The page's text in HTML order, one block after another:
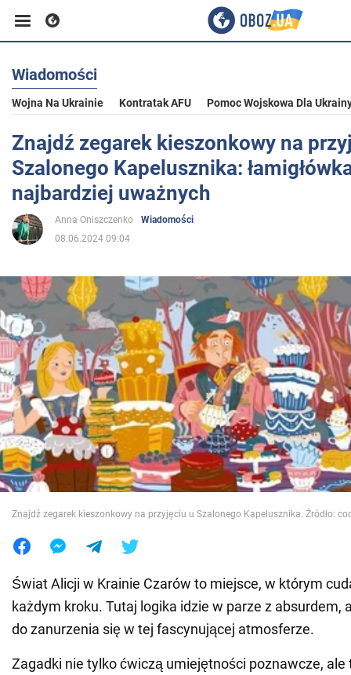
Biznes
Sport
Rozrywka
Życie
Polityka
Społeczeństwo
Wojna na Ukrainie
Świat
Jedzenie
Wiadomości
Wojna Na Ukrainie Kontratak AFU Pomoc Wojskowa Dla
Znajdź zegarek kieszonkowy na
Szalonego Kapelusznika:
najbardziej uważnych
Anna Oniszczenko
Wiadomości
08.06.2024 09:04
Znajdź zegarek kieszonkowy na przyjęciu u Szalonego Kapelusznika. Źródło:
Świat Alicji w Krainie Czarów to miejsce, w którym
każdym kroku. Tutaj logika idzie w parze z absurdem,
do zanurzenia się w tej fascynującej atmosferze.
Zagadki nie tylko ćwiczą umiejętności poznawcze, ale